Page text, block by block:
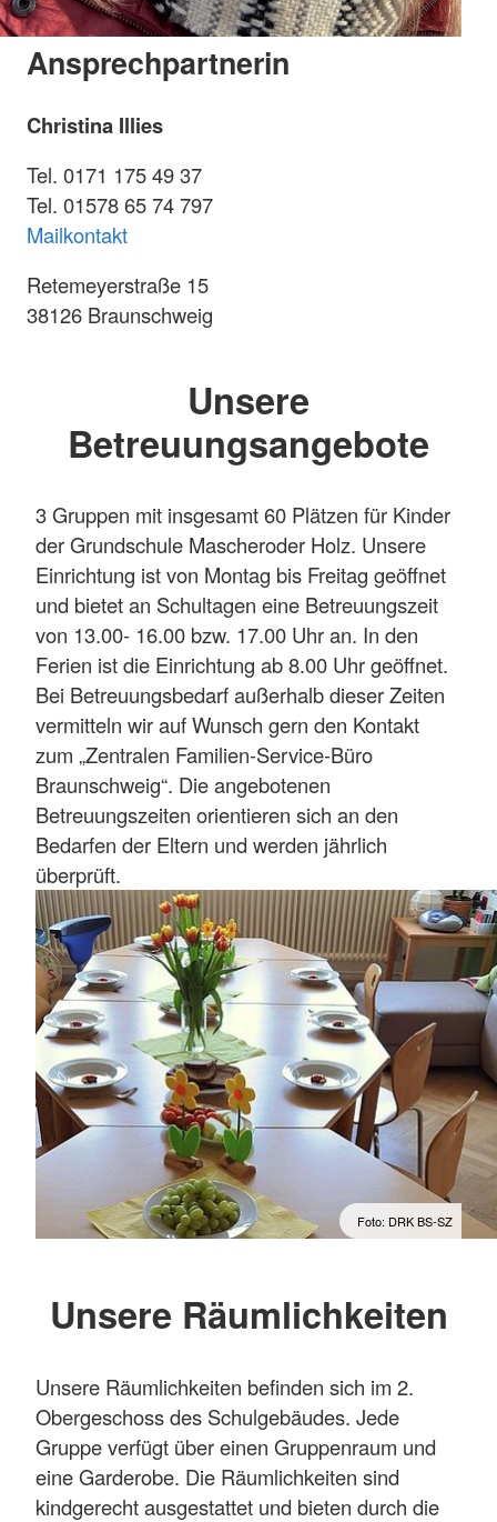
Ansprechpartnerin
Christina Illies
Tel. 0171 175 49 37
Tel. 01578 65 74 797
Mailkontakt
Retemeyerstraße 15
38126 Braunschweig
Unsere
Betreuungsangebote
3 Gruppen mit insgesamt 60 Plätzen für Kinder
der Grundschule Mascheroder Holz. Unsere
Einrichtung ist von Montag bis Freitag geöffnet
und bietet an Schultagen eine Betreuungszeit
von 13.00- 16.00 bzw. 17.00 Uhr an. In den
Ferien ist die Einrichtung ab 8.00 Uhr geöffnet.
Bei Betreuungsbedarf außerhalb dieser Zeiten
vermitteln wir auf Wunsch gern den Kontakt
zum „Zentralen Familien-Service-Büro
Braunschweig“. Die angebotenen
Betreuungszeiten orientieren sich an den
Bedarfen der Eltern und werden jährlich
überprüft.
Foto: DRK BS-SZ
Unsere Räumlichkeiten
Unsere Räumlichkeiten befinden sich im 2.
Obergeschoss des Schulgebäudes. Jede
Gruppe verfügt über einen Gruppenraum und
eine Garderobe. Die Räumlichkeiten sind
kindgerecht ausgestattet und bieten durch die